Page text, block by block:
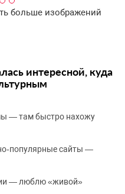
больше изображений
интересной, куда
— там быстро нахожу
сайты —
— люблю «живой»